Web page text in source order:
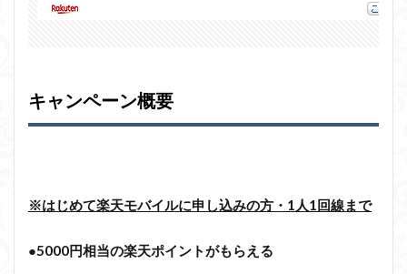
キャンペーン概要
※はじめて楽天モバイルに申し込みの方・1人1回線まで
●5000円相当の楽天ポイントがもらえる